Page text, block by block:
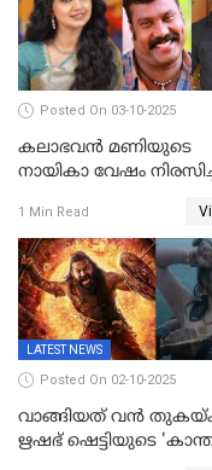
Posted On 03-10-2025
കലാഭവൻ മണിയുടെ
നായികാ വേഷം
നടി ദിവ്യ ഉണ്ണിയല്ലെന്നും
സമൂഹമാധ്യമത്തിൽ
1 Min Read
LATEST NEWS
Posted On 02-10-2025
വാങ്ങിയത് വൻ
ഋഷഭ് ഷെട്ടിയുടെ